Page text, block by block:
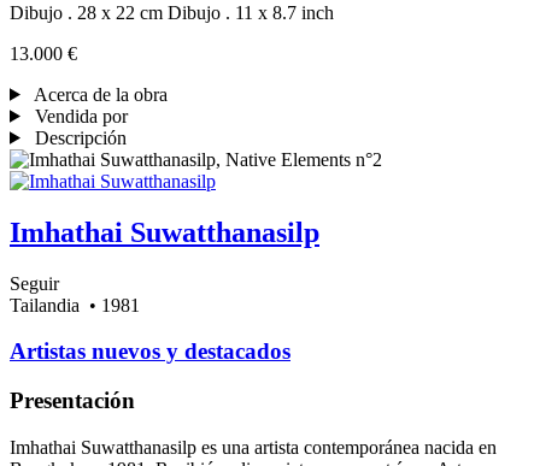
Dibujo . 28 x 22 cm Dibujo . 11 x 8.7 inch
13.000 €
Acerca de la obra
Vendida por
Descripción
Imhathai Suwatthanasilp
Seguir
Tailandia • 1981
Artistas nuevos y destacados
Presentación
Imhathai Suwatthanasilp es una artista contemporánea nacida en